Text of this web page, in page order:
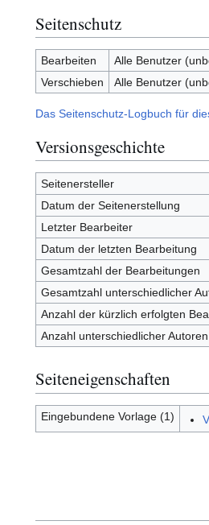
Seitenschutz
Bearbeiten
Alle Benutzer
Verschieben
Alle Benutzer
Das Seitenschutz-Logbuch für
Versionsgeschichte
Seitenersteller
Datum der Seitenerstellung
Letzter Bearbeiter
Datum der letzten Bearbeitung
Gesamtzahl der Bearbeitungen
Gesamtzahl unterschiedlicher
Anzahl der kürzlich erfolgten
Anzahl unterschiedlicher
Seiteneigenschaften
Eingebundene Vorlage (1)